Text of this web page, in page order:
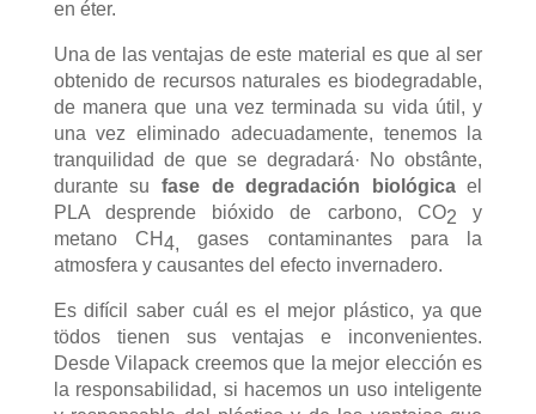
en éter.
Una de las ventajas de este material es que al ser
obtenido de recursos naturales es biodegradable,
de manera que una vez terminada su vida útil, y
una vez eliminado adecuadamente, tenemos la
tranquilidad de que se degradará· No obstânte,
durante su fase de degradación biológicael
PLA desprende bióxido de carbono, CO2y
metano CH4,gases contaminantes para la
atmosfera y causantes del efecto invernadero.
Es difícil saber cuál es el mejor plástico, ya que
tödos tienen sus ventajas e inconvenientes.
Desde Vilapack creemos que la mejor elección es
la responsabilidad, si hacemos un uso inteligente